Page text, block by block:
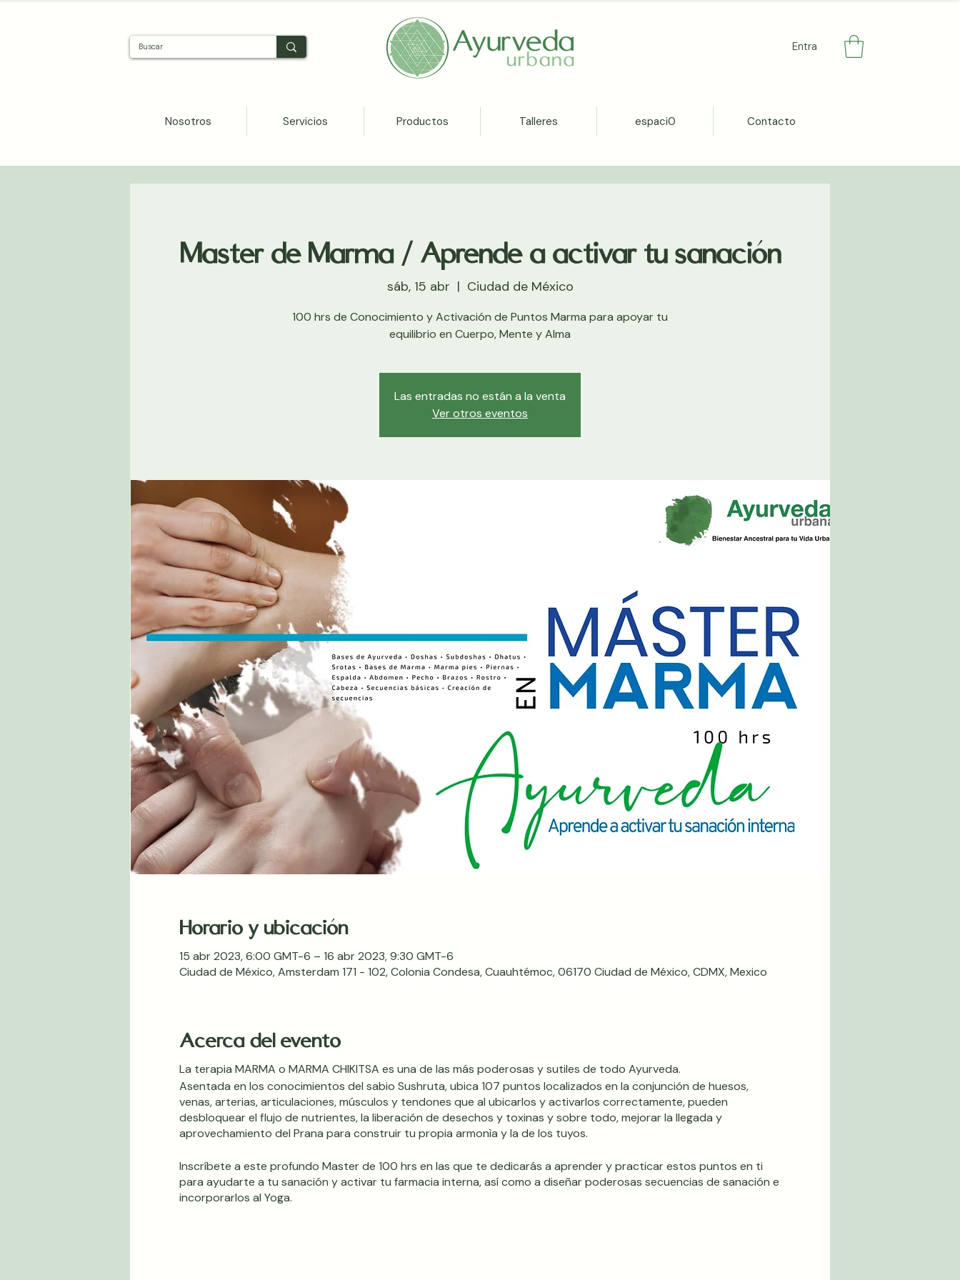
Entra
Nosotros Servicios Productos Talleres espaci0 Contacto
Master de Marma / Aprende a activar tu sanación
sáb, 15 abr
  |
Ciudad de México
100 hrs de Conocimiento y Activación de Puntos Marma para apoyar tu
equilibrio en Cuerpo, Mente y Alma
Las entradas no están a la venta
Ver otros eventos
Horario y ubicación
15 abr 2023, 6:00 GMT-6 – 16 abr 2023, 9:30 GMT-6
Ciudad de México, Amsterdam 171 - 102, Colonia Condesa, Cuauhtémoc, 06170 Ciudad de México, CDMX, Mexico
Acerca del evento
La terapia MARMA o MARMA CHIKITSA es una de las más poderosas y sutiles de todo Ayurveda.
Asentada en los conocimientos del sabio Sushruta, ubica 107 puntos localizados en la conjunción de huesos,
venas, arterias, articulaciones, músculos y tendones que al ubicarlos y activarlos correctamente, pueden
desbloquear el flujo de nutrientes, la liberación de desechos y toxinas y sobre todo, mejorar la llegada y
aprovechamiento del Prana para construir tu propia armonìa y la de los tuyos.
Inscríbete a este profundo Master de 100 hrs en las que te dedicarás a aprender y practicar estos puntos en ti
para ayudarte a tu sanación y activar tu farmacia interna, así como a diseñar poderosas secuencias de sanación e
incorporarlos al Yoga.